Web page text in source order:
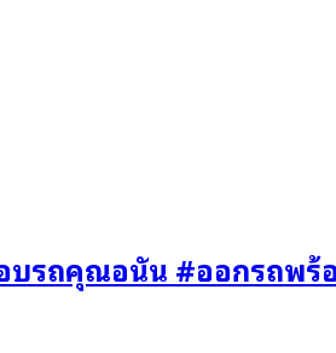
บรถคุณอนัน #ออกรถพร้